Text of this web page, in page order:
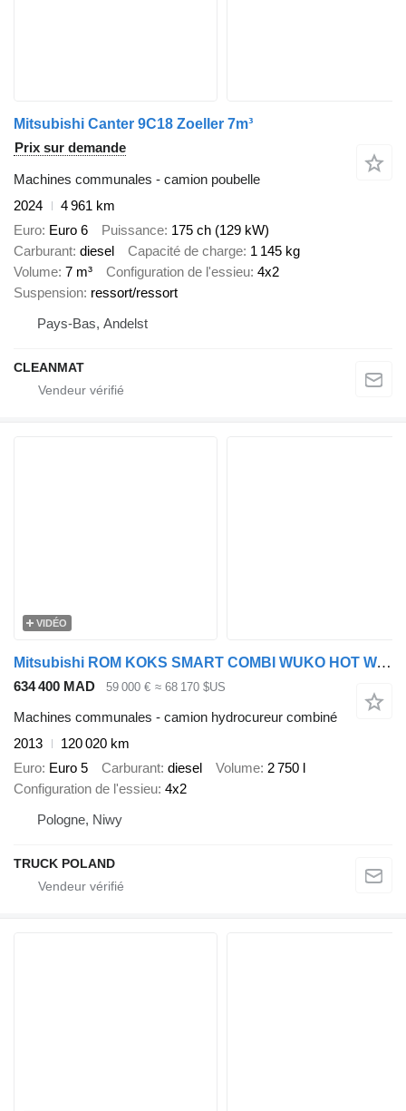
Mitsubishi Canter 9C18 Zoeller 7m³
Prix sur demande
Machines communales - camion poubelle
2024
4 961 km
Euro Euro 6 Puissance 175 ch (129 kW)
Carburant diesel Capacité de charge 1 145 kg
Volume 7 m³ Configuration de l'essieu 4x2
Suspension ressort/ressort
Pays-Bas, Andelst
CLEANMAT
VIDÉO
Mitsubishi ROM KOKS SMART COMBI WUKO HOT WATER FOR CLEANING SEWAGE
634 400 MAD 59 000 € ≈ 68 170 $US
Machines communales - camion hydrocureur combiné
2013
120 020 km
Euro Euro 5 Carburant diesel Volume 2 750 l
Configuration de l'essieu 4x2
Pologne, Niwy
TRUCK POLAND